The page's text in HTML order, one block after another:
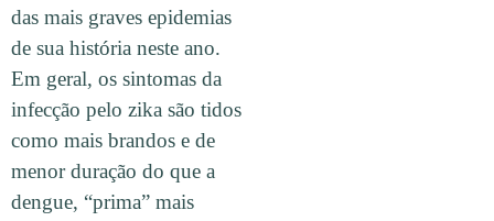
das mais graves epidemias
de sua história neste ano.
Em geral, os sintomas da
infecção pelo zika são tidos
como mais brandos e de
menor duração do que a
dengue, “prima” mais